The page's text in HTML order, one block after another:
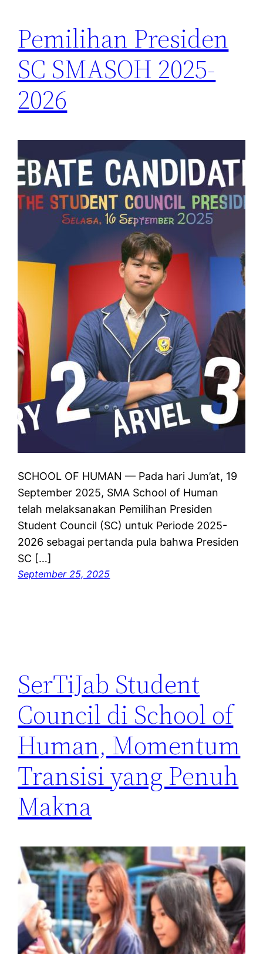
Pemilihan Presiden
SC SMASOH 2025-
2026
SCHOOL OF HUMAN — Pada hari Jum’at, 19
September 2025, SMA School of Human
telah melaksanakan Pemilihan Presiden
Student Council (SC) untuk Periode 2025-
2026 sebagai pertanda pula bahwa Presiden
SC […]
September 25, 2025
SerTiJab Student
Council di School of
Human, Momentum
Transisi yang Penuh
Makna